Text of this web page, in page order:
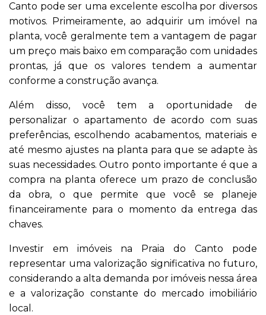
Canto pode ser uma excelente escolha por diversos
motivos. Primeiramente, ao adquirir um imóvel na
planta, você geralmente tem a vantagem de pagar
um preço mais baixo em comparação com unidades
prontas, já que os valores tendem a aumentar
conforme a construção avança.
Além disso, você tem a oportunidade de
personalizar o apartamento de acordo com suas
preferências, escolhendo acabamentos, materiais e
até mesmo ajustes na planta para que se adapte às
suas necessidades. Outro ponto importante é que a
compra na planta oferece um prazo de conclusão
da obra, o que permite que você se planeje
financeiramente para o momento da entrega das
chaves.
Investir em imóveis na Praia do Canto pode
representar uma valorização significativa no futuro,
considerando a alta demanda por imóveis nessa área
e a valorização constante do mercado imobiliário
local.